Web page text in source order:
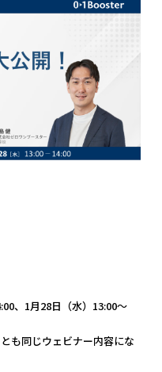
、1月28日（水）13:00～
同じウェビナー内容にな